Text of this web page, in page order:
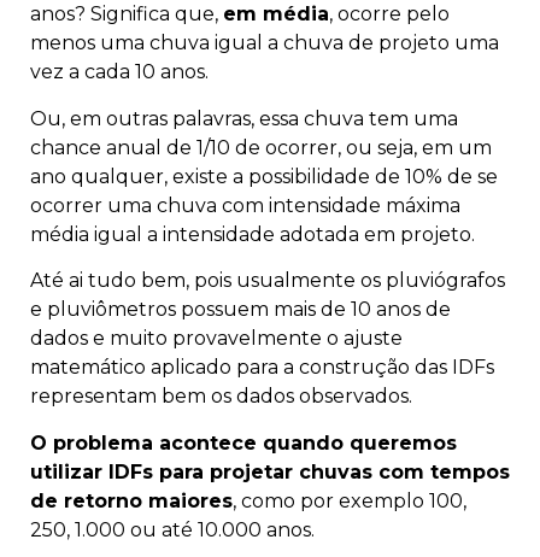
anos? Significa que, em média, ocorre pelo
menos uma chuva igual a chuva de projeto uma
vez a cada 10 anos.
Ou, em outras palavras, essa chuva tem uma
chance anual de 1/10 de ocorrer, ou seja, em um
ano qualquer, existe a possibilidade de 10% de se
ocorrer uma chuva com intensidade máxima
média igual a intensidade adotada em projeto.
Até ai tudo bem, pois usualmente os pluviógrafos
e pluviômetros possuem mais de 10 anos de
dados e muito provavelmente o ajuste
matemático aplicado para a construção das IDFs
representam bem os dados observados.
O problema acontece quando queremos
utilizar IDFs para projetar chuvas com tempos
de retorno maiores, como por exemplo 100,
250, 1.000 ou até 10.000 anos.